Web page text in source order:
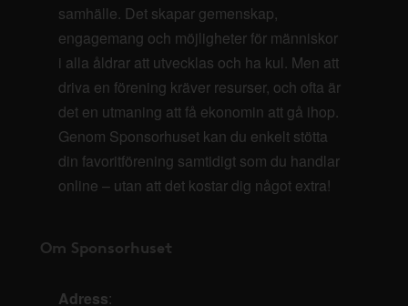
samhälle. Det skapar gemenskap,
engagemang och möjligheter för människor
i alla åldrar att utvecklas och ha kul. Men att
driva en förening kräver resurser, och ofta är
det en utmaning att få ekonomin att gå ihop.
Genom Sponsorhuset kan du enkelt stötta
din favoritförening samtidigt som du handlar
online – utan att det kostar dig något extra!
Om Sponsorhuset
Adress: